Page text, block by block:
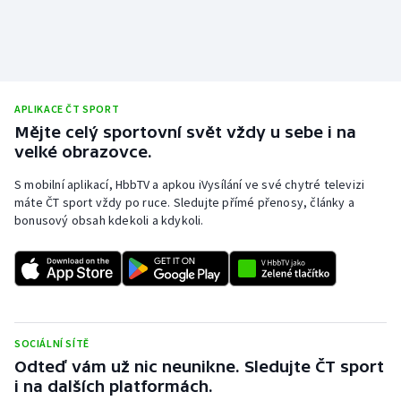
Parasport
Plavání
Plážový volejbal
Ragby
Rychlobruslení
Rychlostní kanoistika
APLIKACE ČT SPORT
Mějte celý sportovní svět vždy u sebe i na
velké obrazovce.
S mobilní aplikací, HbbTV a apkou iVysílání ve své chytré televizi
máte ČT sport vždy po ruce. Sledujte přímé přenosy, články a
bonusový obsah kdekoli a kdykoli.
SOCIÁLNÍ SÍTĚ
Odteď vám už nic neunikne. Sledujte ČT sport
i na dalších platformách.